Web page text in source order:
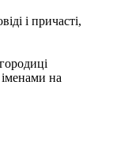
і причасті,
на